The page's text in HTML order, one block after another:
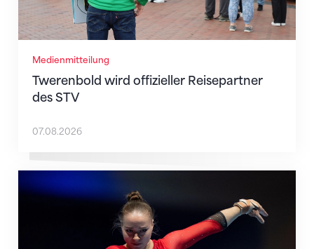
Medienmitteilung
Twerenbold wird offizieller Reisepartner
des STV
07.08.2026